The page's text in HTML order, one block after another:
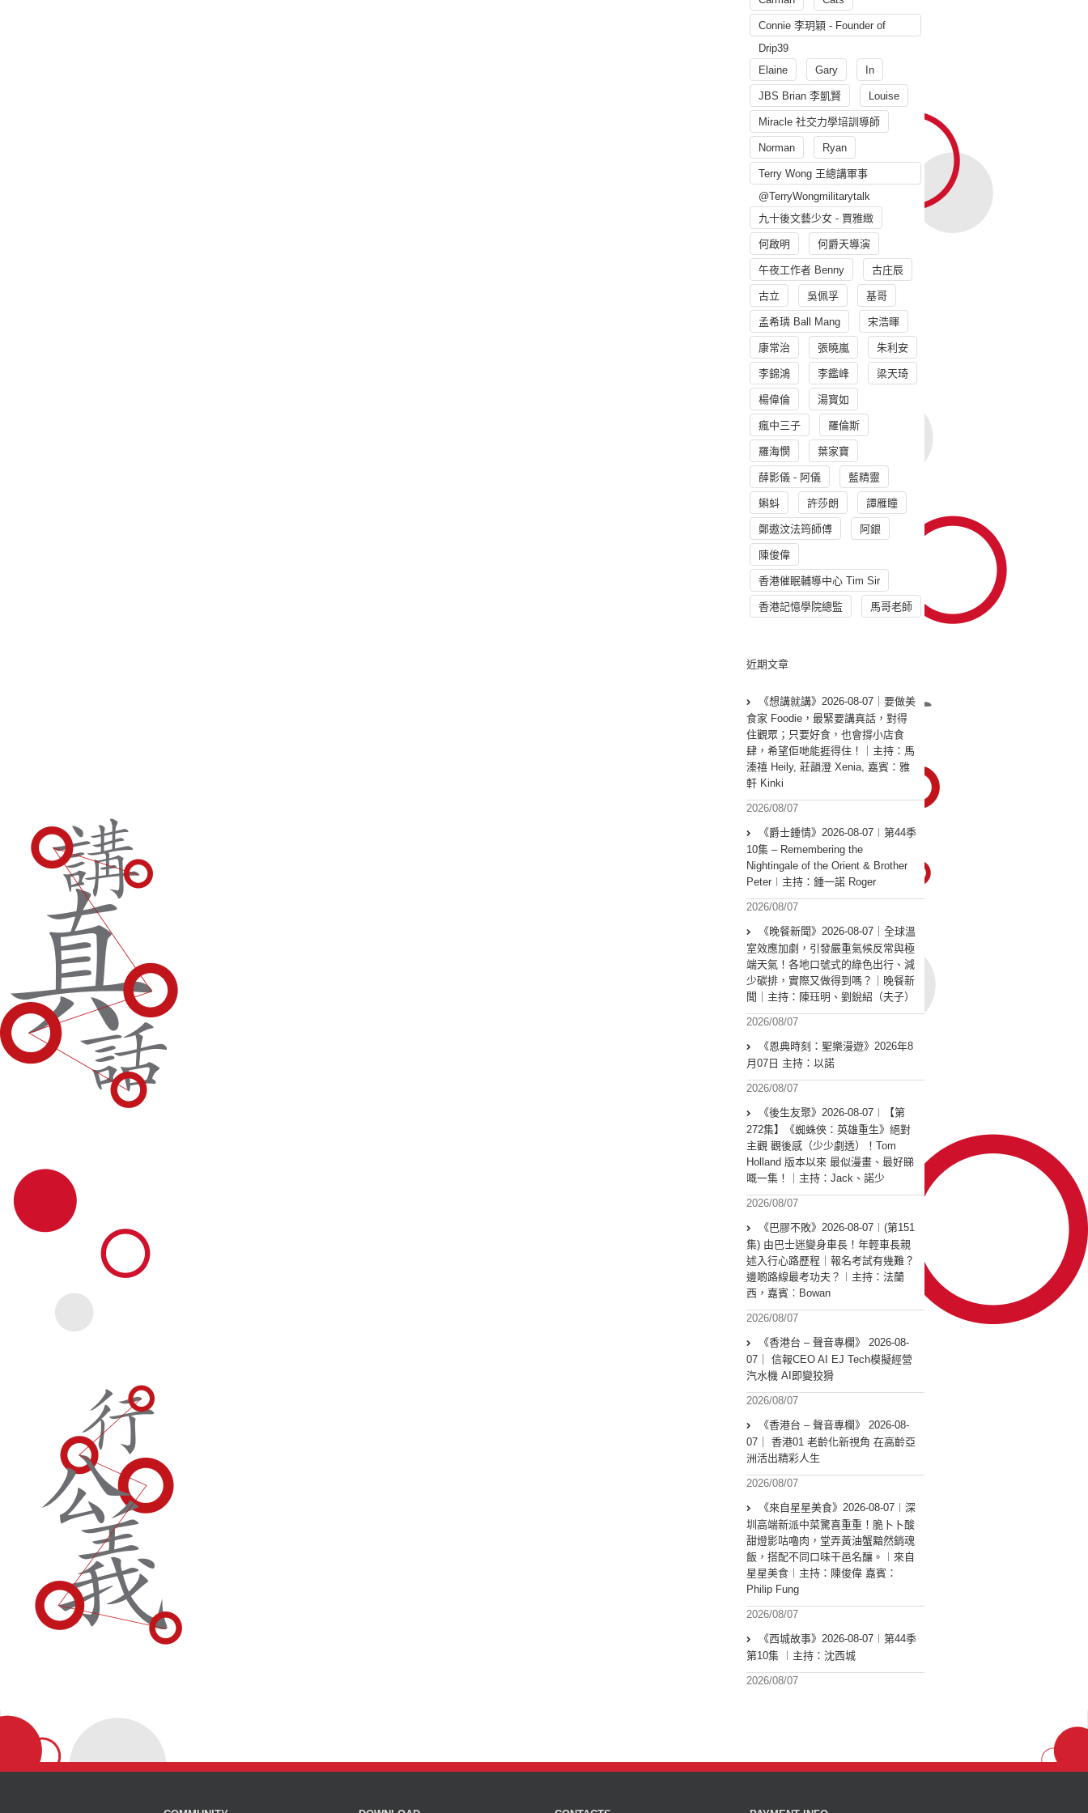
Connie 李玥穎 - Founder of
Drip39
Elaine
Gary In
JBS Brian 李凱賢 Louise
Miracle 社交力學培訓導師
Norman Ryan
Terry Wong 王總講軍事
@TerryWongmilitarytalk
九十後文藝少女 - 賈雅緻
何啟明 何爵天導演
午夜工作者 Benny 古庄辰
古立 吳佩孚 基哥
孟希璘 Ball Mang 宋浩暉
康常治 張曉嵐 朱利安
李錦鴻 李鑑峰 梁天琦
楊偉倫 湯寳如
瘋中三子 羅倫斯
羅海憫 葉家寶
薛影儀 - 阿儀 藍精靈
蝌蚪 許莎朗 譚雁瞳
鄭遨汶法筠師傅 阿銀
陳俊偉
香港催眠輔導中心 Tim Sir
香港記憶學院總監 馬哥老師
近期文章
《想講就講》2026-08-07｜要做美
食家 Foodie，最緊要講真話，對得
住觀眾；只要好食，也會撐小店食
肆，希望佢哋能捱得住！｜主持：馬
溱禧 Heily, 莊韻澄 Xenia, 嘉賓：雅
軒 Kinki
2026/08/07
《爵士鍾情》2026-08-07︱第44季
10集 – Remembering the
Nightingale of the Orient & Brother
Peter︱主持：鍾一諾 Roger
2026/08/07
《晚餐新聞》2026-08-07｜全球溫
室效應加劇，引發嚴重氣候反常與極
端天氣！各地口號式的綠色出行、減
少碳排，實際又做得到嗎？｜晚餐新
聞｜主持：陳珏明、劉銳紹（夫子）
2026/08/07
《恩典時刻：聖樂漫遊》2026年8
月07日 主持：以諾
2026/08/07
《後生友聚》2026-08-07︱【第
272集】《蜘蛛俠：英雄重生》絕對
主觀 觀後感（少少劇透）！Tom
Holland 版本以來 最似漫畫、最好睇
嘅一集！｜主持：Jack、諾少
2026/08/07
《巴膠不敗》2026-08-07︱(第151
集) 由巴士迷變身車長！年輕車長親
述入行心路歷程｜報名考試有幾難？
邊啲路線最考功夫？︱主持：法蘭
西，嘉賓︰Bowan
2026/08/07
《香港台 – 聲音專欄》 2026-08-
07｜ 信報CEO AI EJ Tech模擬經營
汽水機 AI即變狡猾
2026/08/07
《香港台 – 聲音專欄》 2026-08-
07｜ 香港01 老齡化新視角 在高齡亞
洲活出精彩人生
2026/08/07
《來自星星美食》2026-08-07︱深
圳高端新派中菜驚喜重重！脆卜卜酸
甜燈影咕嚕肉，堂弄黃油蟹黯然銷魂
飯，搭配不同口味干邑名釀。︱來自
星星美食︱主持：陳俊偉 嘉賓：
Philip Fung
2026/08/07
《西城故事》2026-08-07︱第44季
第10集 ︱主持：沈西城
2026/08/07